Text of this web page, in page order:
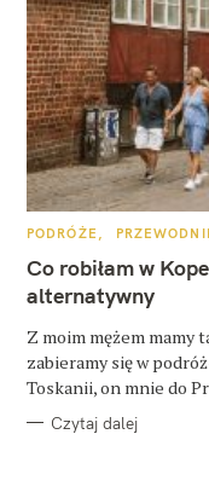
K
T
E
G
O
I
E
PODRÓŻE
Co robiłam w
alternatywny
Z moim mężem mamy
zabieramy się w
Toskanii, on mnie do
Czytaj dalej